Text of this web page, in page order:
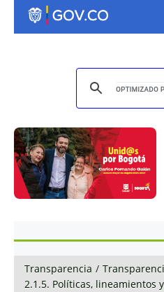
Transparencia /
2.1.5. Políticas, lineamientos